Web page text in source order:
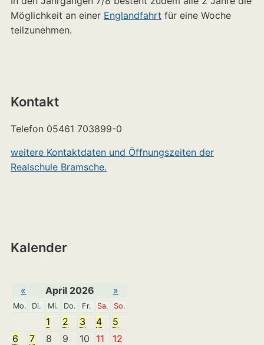
Möglichkeit an einer Englandfahrt für eine Woche
teilzunehmen.
Kontakt
Telefon 05461 703899-0
weitere Kontaktdaten und Öffnungszeiten der
Realschule Bramsche.
Kalender
« April 2026 »
Mo. Di. Mi. Do. Fr. Sa. So.
1 2 3 4
5
6
7 8 9 10 11
12